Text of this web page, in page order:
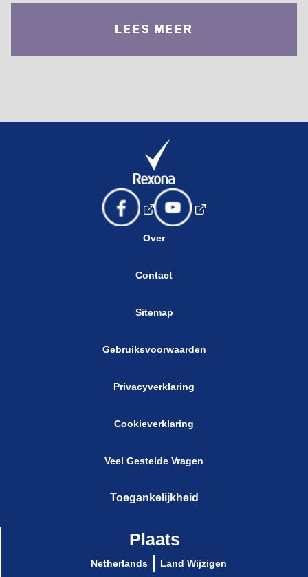
LEES MEER
Over
Contact
Sitemap
Gebruiksvoorwaarden
Privacyverklaring
Cookieverklaring
Cookie-instellingen
Veel Gestelde Vragen
Toegankelijkheid